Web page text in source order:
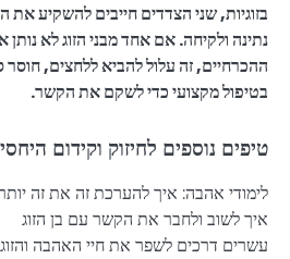
בזוגיות, שני הצדדים חייבים להשקיע את
נתינה ולקיחה. אם אחד מבני הזוג לא
ההכרחיים, זה עלול להביא ללחצים, חוסר
בטיפול מקצועי כדי לשקם את הקשר.
טיפים נוספים לחיזוק וקידום
לימודי אהבה: איך להערכת זה את זה
איך לשוב ולחבר את הקשר עם בן הזוג
עשרים דרכים לשפר את חיי האהבה